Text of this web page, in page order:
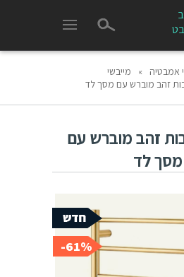
אמבטיה »
מייבשי
זהב מוברש עם מסך לד
זהב מוברש עם
מסך לד
61%-